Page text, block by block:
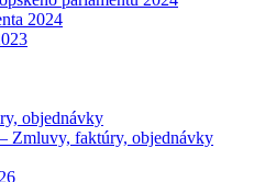
2024
objednávky
Zmluvy, faktúry, objednávky